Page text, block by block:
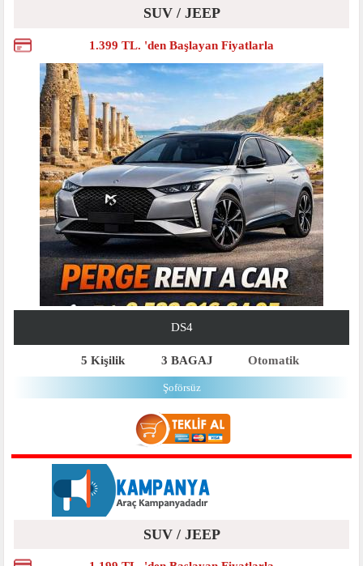
SUV / JEEP
1.399 TL. 'den Başlayan Fiyatlarla
DS4
5 Kişilik 3 BAGAJ Otomatik
Şoförsüz
SUV / JEEP